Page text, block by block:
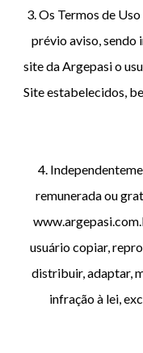
3. Os Termos de
prévio aviso, sendo
site da Argepasi o
Site estabelecidos,
4.
remunerada ou
usuário copiar,
distribuir, adaptar,
infração à lei,